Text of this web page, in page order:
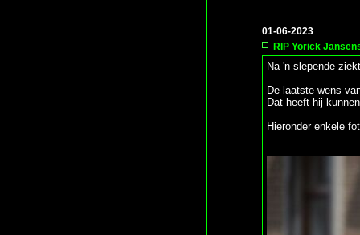
01-06-2023
RIP Yorick
Na 'n slepende
De laatste wens
Dat heeft hij
Hieronder enkele